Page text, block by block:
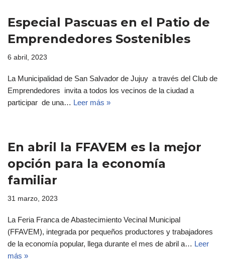
Especial Pascuas en el Patio de
Emprendedores Sostenibles
6 abril, 2023
La Municipalidad de San Salvador de Jujuy a través del Club de
Emprendedores invita a todos los vecinos de la ciudad a
participar de una… Leer más »
En abril la FFAVEM es la mejor
opción para la economía
familiar
31 marzo, 2023
La Feria Franca de Abastecimiento Vecinal Municipal
(FFAVEM), integrada por pequeños productores y trabajadores
de la economía popular, llega durante el mes de abril a… Leer
más »